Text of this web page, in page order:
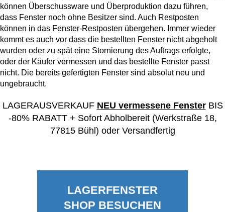
Durchreichefenster
Englische Schiebefenster
Klappfenster
Loftfenster
Niederländische Fenster
Hebeschiebetüren Holz
Hebeschiebetüren Holz-Alu
FALTSCHIEBETÜREN NACH MATERIAL
Faltschiebetüren Holz
Nebeneinganstüren
Pivottüren
Rollläden konfigurieren
Rollläden Übersicht
Fensterscheiben
Montagematerial
Erklärvideos
Energiesparfenster
Sicherheitsfenster
Schallschutzfenster
können Überschussware und Überproduktion dazu führen,
dass Fenster noch ohne Besitzer sind. Auch Restposten
können in das Fenster-Restposten übergehen. Immer wieder
kommt es auch vor dass die bestellten Fenster nicht abgeholt
wurden oder zu spät eine Stornierung des Auftrags erfolgte,
oder der Käufer vermessen und das bestellte Fenster passt
nicht. Die bereits gefertigten Fenster sind absolut neu und
ungebraucht.
LAGERAUSVERKAUF NEU vermessene FensterBIS
-80% RABATT + Sofort Abholbereit (Werkstraße 18,
77815 Bühl) oder Versandfertig
LAGERFENSTER
SHOP BESUCHEN